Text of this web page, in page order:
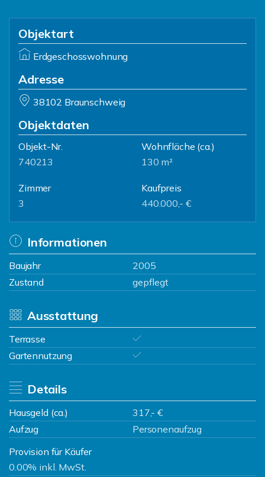
Objektart
Erdgeschosswohnung
Adresse
38102 Braunschweig
Objektdaten
Objekt-Nr.
740213
Wohnfläche (ca.)
130 m²
Zimmer
3
Kaufpreis
440.000,- €
Informationen
Baujahr
2005
Zustand
gepflegt
Ausstattung
Terrasse
Gartennutzung
Details
Hausgeld (ca.)
317,- €
Aufzug
Personenaufzug
Provision für Käufer
0.00% inkl. MwSt.